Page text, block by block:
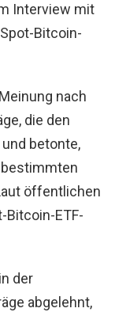
Interview mit
Bitcoin-
nach
die den
betonte,
bestimmten
öffentlichen
ETF-
der
abgelehnt,